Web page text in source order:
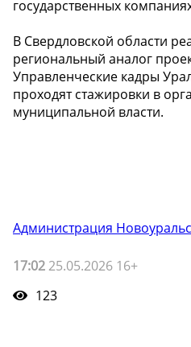
государственных
В Свердловской области
региональный аналог
Управленческие кадры
проходят стажировки в
муниципальной власти.
Администрация
17:02 25.05.2026 16+
123